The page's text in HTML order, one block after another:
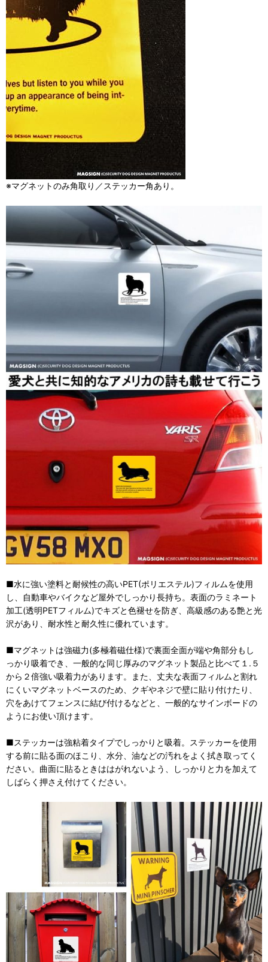
※マグネットのみ角取り／ステッカー角あり。
■水に強い塗料と耐候性の高いPET(ポリエステル)フィルムを使用
し、自動車やバイクなど屋外でしっかり長持ち。表面のラミネート
加工(透明PETフィルム)でキズと色褪せを防ぎ、高級感のある艶と光
沢があり、耐水性と耐久性に優れています。
■マグネットは強磁力(多極着磁仕様)で裏面全面が端や角部分もし
っかり吸着でき、一般的な同じ厚みのマグネット製品と比べて１.５
から２倍強い吸着力があります。また、丈夫な表面フィルムと割れ
にくいマグネットベースのため、クギやネジで壁に貼り付けたり、
穴をあけてフェンスに結び付けるなどと、一般的なサインボードの
ようにお使い頂けます。
■ステッカーは強粘着タイプでしっかりと吸着。ステッカーを使用
する前に貼る面のほこり、水分、油などの汚れをよく拭き取ってく
ださい。曲面に貼るときははがれないよう、しっかりと力を加えて
しばらく押さえ付けてください。